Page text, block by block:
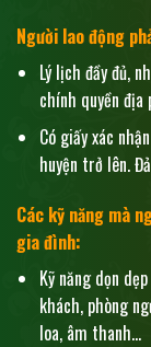
Người lao động
Lý lịch đầy đủ,
chính quyền địa
Có giấy xác
huyện trở lên.
Các kỹ năng mà
gia đình:
Kỹ năng dọn
khách, phòng
loa, âm thanh…